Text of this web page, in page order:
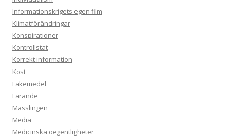
Informationskrigets egen film
Klimatförändringar
Konspirationer
Kontrollstat
Korrekt information
Kost
Läkemedel
Lärande
Mässlingen
Media
Medicinska oegentligheter